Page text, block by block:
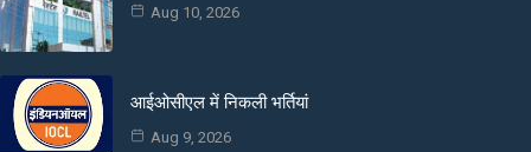
Aug 10, 2026
आईओसीएल में निकली भर्तियां
Aug 9, 2026